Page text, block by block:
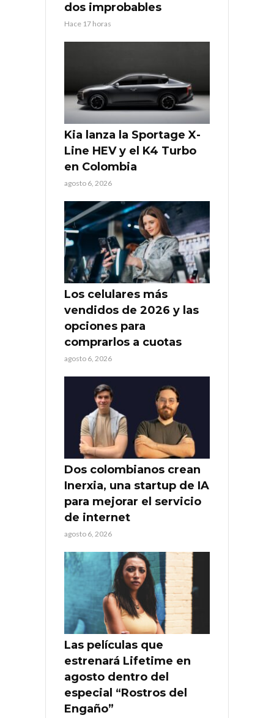
dos improbables
Hace 17 horas
Kia lanza la Sportage X-
Line HEV y el K4 Turbo
en Colombia
agosto 6, 2026
Los celulares más
vendidos de 2026 y las
opciones para
comprarlos a cuotas
agosto 6, 2026
Dos colombianos crean
Inerxia, una startup de IA
para mejorar el servicio
de internet
agosto 6, 2026
Las películas que
estrenará Lifetime en
agosto dentro del
especial “Rostros del
Engaño”